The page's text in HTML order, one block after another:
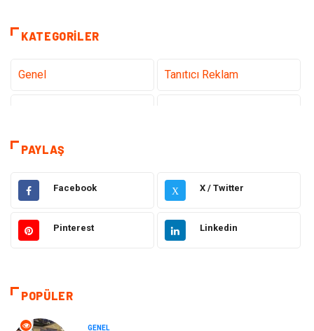
KATEGORILER
Genel Tanıtıcı Reklam
Teknoloji & İnternet
Elektrik & Elektronik Dekorasyon
Güzellik ve Bakım Eğitim
Makine
Eğitim ve Kariyer
PAYLAŞ
Facebook X X / Twitter
Pinterest Linkedin
POPÜLER
GENEL